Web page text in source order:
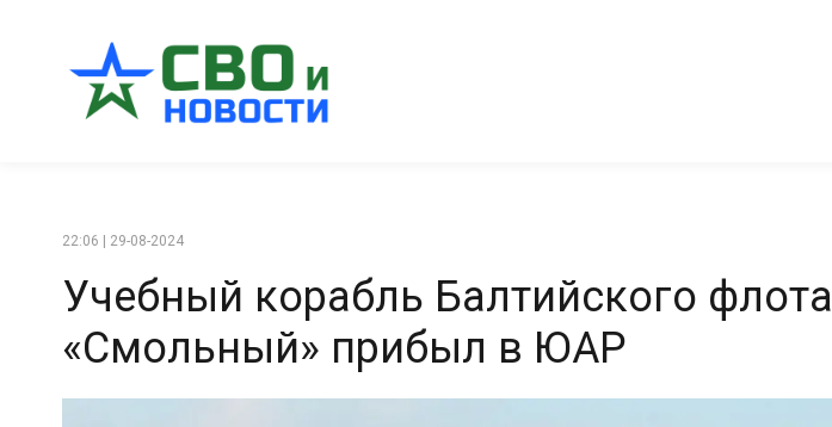
22:06 | 29-08-2024
Учебный корабль Балтийского флота
«Смольный» прибыл в ЮАР